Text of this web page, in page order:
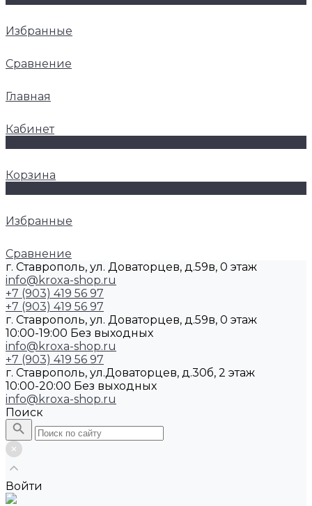
Избранные
Сравнение
Главная
Кабинет
Корзина
Избранные
Сравнение
г. Ставрополь, ул. Доваторцев, д.59в, 0 этаж
info@kroxa-shop.ru
+7 (903) 419 56 97
+7 (903) 419 56 97
г. Ставрополь, ул. Доваторцев, д.59в, 0 этаж
10:00-19:00 Без выходных
info@kroxa-shop.ru
+7 (903) 419 56 97
г. Ставрополь, ул.Доваторцев, д.30б, 2 этаж
10:00-20:00 Без выходных
info@kroxa-shop.ru
Поиск
Войти